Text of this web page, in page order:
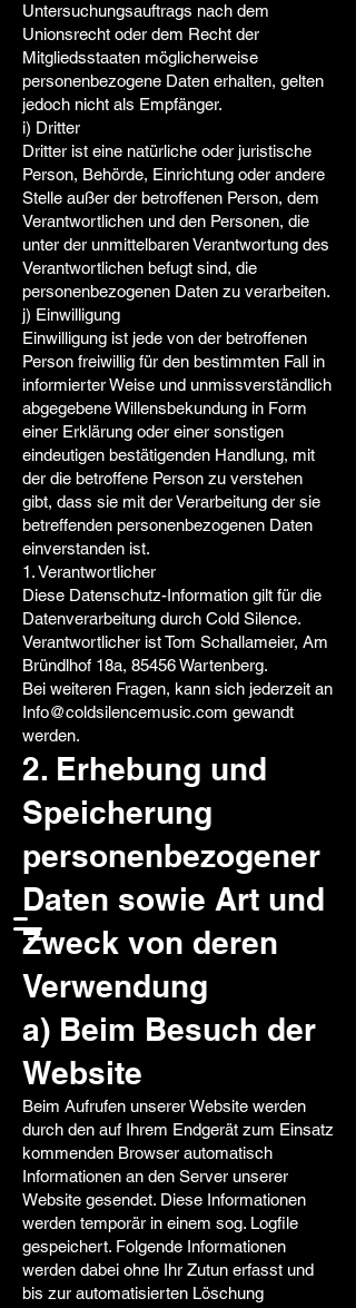
Untersuchungsauftrags nach dem
Unionsrecht oder dem Recht der
Mitgliedsstaaten möglicherweise
personenbezogene Daten erhalten, gelten
jedoch nicht als Empfänger.
i) Dritter
Dritter ist eine natürliche oder juristische
Person, Behörde, Einrichtung oder andere
Stelle außer der betroffenen Person, dem
Verantwortlichen und den Personen, die
unter der unmittelbaren Verantwortung des
Verantwortlichen befugt sind, die
personenbezogenen Daten zu verarbeiten.
j) Einwilligung
Einwilligung ist jede von der betroffenen
Person freiwillig für den bestimmten Fall in
informierter Weise und unmissverständlich
abgegebene Willensbekundung in Form
einer Erklärung oder einer sonstigen
eindeutigen bestätigenden Handlung, mit
der die betroffene Person zu verstehen
gibt, dass sie mit der Verarbeitung der sie
betreffenden personenbezogenen Daten
einverstanden ist.
1. Verantwortlicher
Diese Datenschutz-Information gilt für die
Datenverarbeitung durch Cold Silence.
Verantwortlicher ist Tom Schallameier, Am
Bründlhof 18a, 85456 Wartenberg.
Bei weiteren Fragen, kann sich jederzeit an
Info@coldsilencemusic.com gewandt
werden.
2. Erhebung und
Speicherung
personenbezogener
Daten sowie Art und
Zweck von deren
Verwendung
a) Beim Besuch der
Website
Beim Aufrufen unserer Website werden
durch den auf Ihrem Endgerät zum Einsatz
kommenden Browser automatisch
Informationen an den Server unserer
Website gesendet. Diese Informationen
werden temporär in einem sog. Logfile
gespeichert. Folgende Informationen
werden dabei ohne Ihr Zutun erfasst und
bis zur automatisierten Löschung